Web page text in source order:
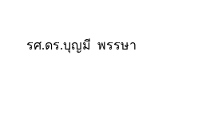
รศ.ดร.บุญมี พรรษา